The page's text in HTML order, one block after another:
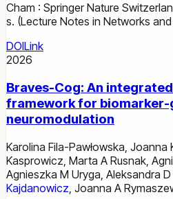
Cham : Springer Nature
s. (Lecture Notes in Networks
DOILink
2026
Braves-Cog: An
framework for
neuromodulation
Karolina Fila-Pawłowska Joanna
Kasprowicz Marta A Rusnak
Agnieszka M Uryga Aleksandra
Kajdanowicz Joanna A